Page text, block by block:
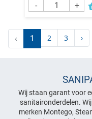
- +
‹ 1 2 3 ›
Wij staan garant voor
sanitaironderdelen.
merken Montego,